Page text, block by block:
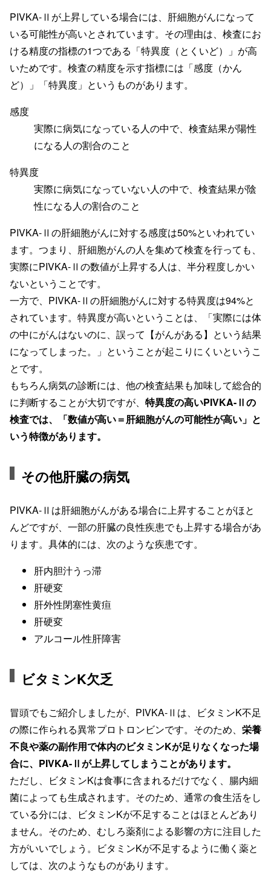
PIVKA-Ⅱが上昇している場合には、肝細胞がんになって
いる可能性が高いとされています。その理由は、検査にお
ける精度の指標の1つである「特異度（とくいど）」が高
いためです。検査の精度を示す指標には「感度（かん
ど）」「特異度」というものがあります。
感度
実際に病気になっている人の中で、検査結果が陽性
になる人の割合のこと
特異度
実際に病気になっていない人の中で、検査結果が陰
性になる人の割合のこと
PIVKA-Ⅱの肝細胞がんに対する感度は50%といわれてい
ます。つまり、肝細胞がんの人を集めて検査を行っても、
実際にPIVKA-Ⅱの数値が上昇する人は、半分程度しかい
ないということです。
一方で、PIVKA-Ⅱの肝細胞がんに対する特異度は94%と
されています。特異度が高いということは、「実際には体
の中にがんはないのに、誤って【がんがある】という結果
になってしまった。」ということが起こりにくいというこ
とです。
もちろん病気の診断には、他の検査結果も加味して総合的
に判断することが大切ですが、 特異度の高いPIVKA-Ⅱの
検査では、「数値が高い＝肝細胞がんの可能性が高い」と
いう特徴があります。
その他肝臓の病気
PIVKA-Ⅱは肝細胞がんがある場合に上昇することがほと
んどですが、一部の肝臓の良性疾患でも上昇する場合があ
ります。具体的には、次のような疾患です。
肝内胆汁うっ滞
肝硬変
肝外性閉塞性黄疸
肝硬変
アルコール性肝障害
ビタミンK欠乏
冒頭でもご紹介しましたが、PIVKA-Ⅱは、ビタミンK不足
の際に作られる異常プロトロンビンです。そのため、 栄養
不良や薬の副作用で体内のビタミンKが足りなくなった場
合に、PIVKA-Ⅱが上昇してしまうことがあります。
ただし、ビタミンKは食事に含まれるだけでなく、腸内細
菌によっても生成されます。そのため、通常の食生活をし
ている分には、ビタミンKが不足することはほとんどあり
ません。そのため、むしろ薬剤による影響の方に注目した
方がいいでしょう。ビタミンKが不足するように働く薬と
しては、次のようなものがあります。